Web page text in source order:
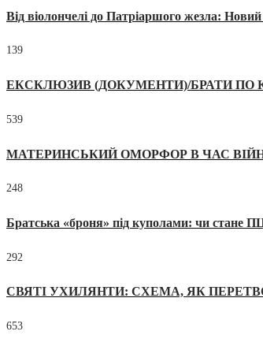
Від віолончелі до Патріаршого жезла:
139
ЕКСКЛЮЗИВ (ДОКУМЕНТИ)/БРАТИ ПО
539
МАТЕРИНСЬКИЙ ОМОРФОР В ЧАС
248
Братська «броня» під куполами: чи стане
292
СВЯТІ УХИЛЯНТИ: СХЕМА, ЯК
653